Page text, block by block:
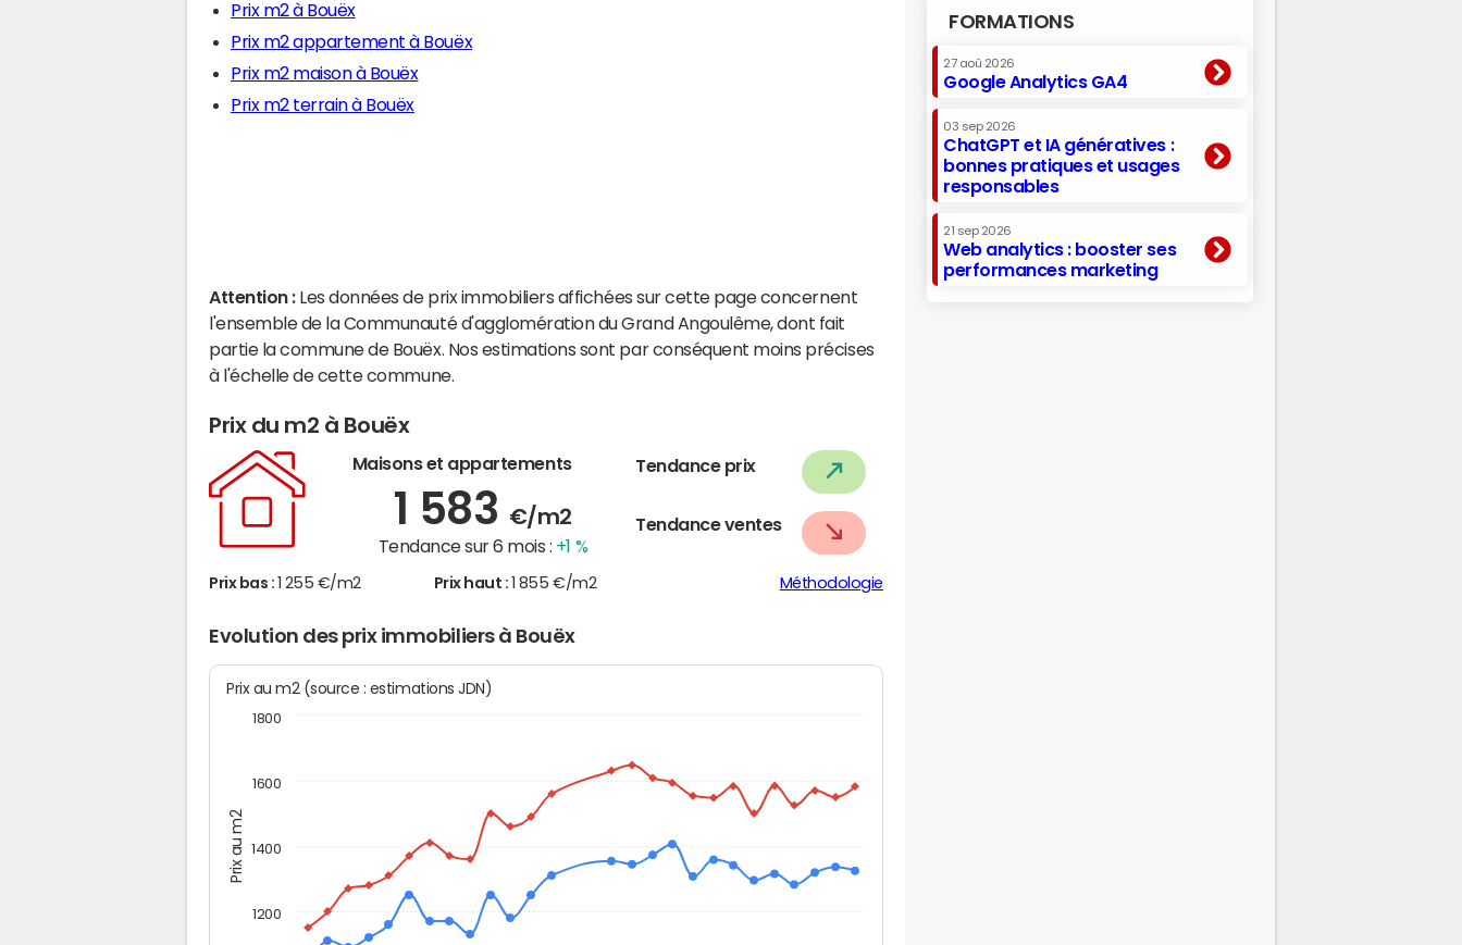
Prix m2 à Bouëx
Prix m2 appartement à Bouëx
Prix m2 maison à Bouëx
Prix m2 terrain à Bouëx
Attention : Les données de prix immobiliers affichées sur cette page concernent
l'ensemble de la Communauté d'agglomération du Grand Angoulême, dont fait
partie la commune de Bouëx. Nos estimations sont par conséquent moins précises
à l'échelle de cette commune.
Prix du m2 à Bouëx
Maisons et appartements
1 583 €/m2
Tendance sur 6 mois : +1 %
Tendance prix
Tendance ventes
Prix bas : 1 255 €/m2 Prix haut : 1 855 €/m2 Méthodologie
Evolution des prix immobiliers à Bouëx
Prix au m2
Prix au m2 (source : estimations JDN)
1200
1400
1600
1800
FORMATIONS
27 aoû 2026
Google Analytics GA4
03 sep 2026
ChatGPT et IA génératives :
bonnes pratiques et usages
responsables
21 sep 2026
Web analytics : booster ses
performances marketing